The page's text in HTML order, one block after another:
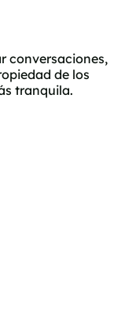
conversaciones,
de los
tranquila.